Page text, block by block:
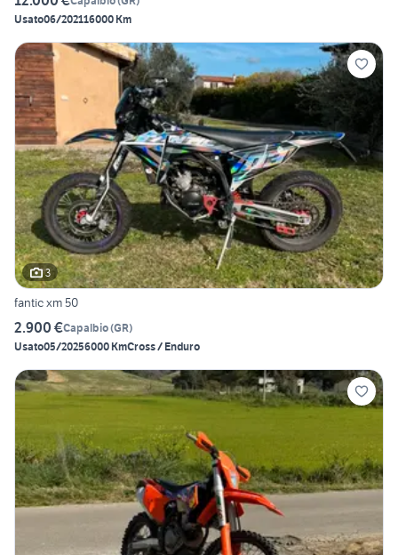
Usato06/202116000 Km
3
fantic xm 50
2.900 €Capalbio(GR)
Usato05/20256000 KmCross / Enduro